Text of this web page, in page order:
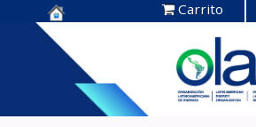
Centro de
Documentación
OLADE -
Carrito